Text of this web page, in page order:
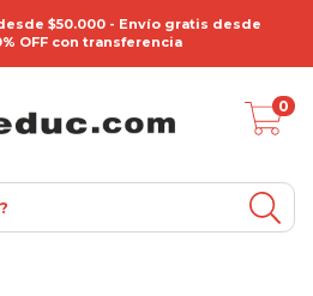
desde $50.000 - Envío gratis desde
OFF con transferencia
0